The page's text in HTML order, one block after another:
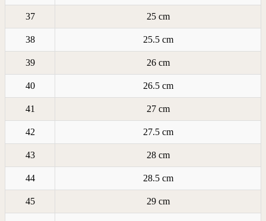
37 25 cm
38 25.5 cm
39 26 cm
40 26.5 cm
41 27 cm
42 27.5 cm
43 28 cm
44 28.5 cm
45 29 cm